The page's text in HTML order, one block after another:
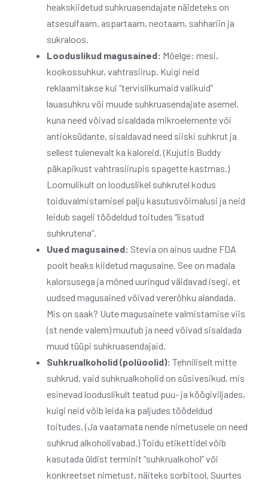
heakskiidetud suhkruasendajate näideteks on
atsesulfaam, aspartaam, neotaam, sahhariin ja
sukraloos.
Looduslikud magusained: Mõelge: mesi,
kookossuhkur, vahtrasiirup. Kuigi neid
reklaamitakse kui “tervislikumaid valikuid”
lauasuhkru või muude suhkruasendajate asemel,
kuna need võivad sisaldada mikroelemente või
antioksüdante, sisaldavad need siiski suhkrut ja
sellest tulenevalt ka kaloreid. (Kujutis Buddy
päkapikust vahtrasiirupis spagette kastmas.)
Loomulikult on looduslikel suhkrutel kodus
toiduvalmistamisel palju kasutusvõimalusi ja neid
leidub sageli töödeldud toitudes “lisatud
suhkrutena”.
Uued magusained: Stevia on ainus uudne FDA
poolt heaks kiidetud magusaine. See on madala
kalorsusega ja mõned uuringud väidavad isegi, et
uudsed magusained võivad vererõhku alandada.
Mis on saak? Uute magusainete valmistamise viis
(st nende valem) muutub ja need võivad sisaldada
muud tüüpi suhkruasendajaid.
Suhkrualkoholid (polüoolid): Tehniliselt mitte
suhkrud, vaid suhkrualkoholid on süsivesikud, mis
esinevad looduslikult teatud puu- ja köögiviljades,
kuigi neid võib leida ka paljudes töödeldud
toitudes. (Ja vaatamata nende nimetusele on need
suhkrud alkoholivabad.) Toidu etikettidel võib
kasutada üldist terminit “suhkrualkohol” või
konkreetset nimetust, näiteks sorbitool. Suurtes